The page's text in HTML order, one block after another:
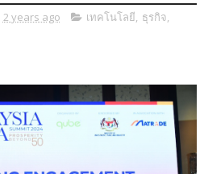
2 years ago เทคโนโลยี, ธุรกิจ,